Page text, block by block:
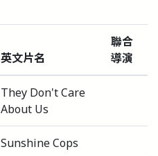
英文片名
聯合
導演
They Don't Care
About Us
Sunshine Cops